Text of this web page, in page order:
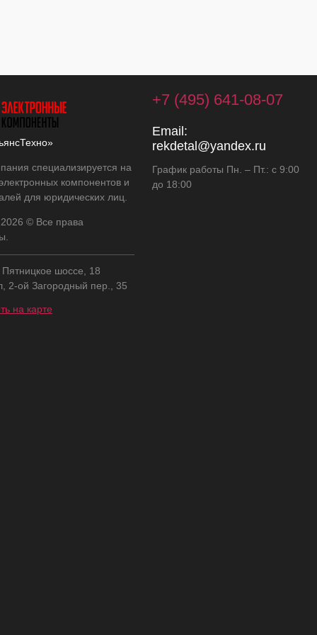
специализируется на
компонентов и
для юридических лиц.
© Все права
Пятницкое шоссе, 18
2-ой Загородный пер., 35
на карте
+7 (495) 641-08-07
Email:
rekdetal@yandex.ru
График работы Пн. – Пт.: с 9:00
до 18:00